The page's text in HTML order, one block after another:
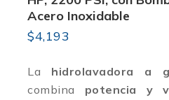
Acero Inoxidable
$4,193
La hidrolavadora a
combina potencia y